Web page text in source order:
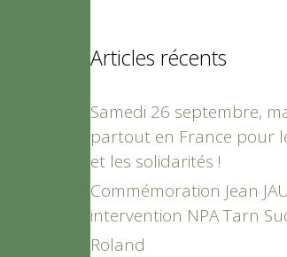
Articles récents
Samedi 26 septembre,
partout en France pour
et les solidarités !
Commémoration Jean
intervention NPA Tarn
Roland